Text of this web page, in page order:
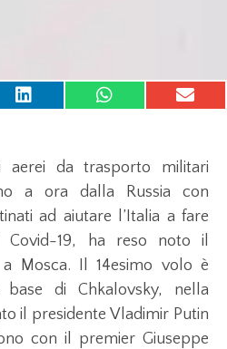
da trasporto militari
a ora dalla Russia con
ad aiutare l’Italia a fare
Covid-19, ha reso noto il
Mosca. Il 14esimo volo è
di Chkalovsky, nella
il presidente Vladimir Putin
con il premier Giuseppe